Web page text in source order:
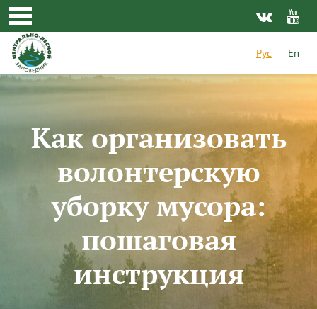
Перейти к основному содержанию
Рус
En
Как организовать
волонтерскую
уборку мусора:
пошаговая
инструкция